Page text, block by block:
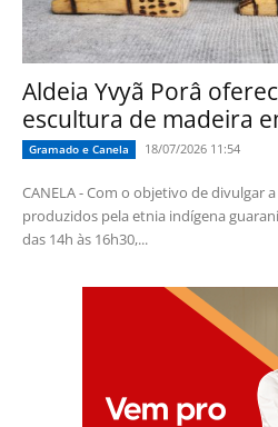
Aldeia Yvyã Porâ
escultura de madeira
Gramado e Canela 18/07/2026 11:54
CANELA - Com o objetivo de divulgar
produzidos pela etnia indígena
das 14h às 16h30,...